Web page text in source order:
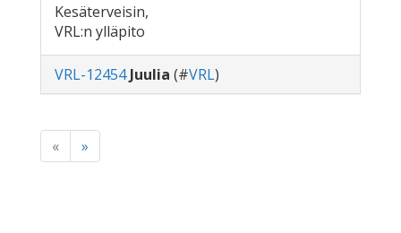
Kesäterveisin,
VRL:n ylläpito
VRL-12454 Juulia (#VRL)
« »